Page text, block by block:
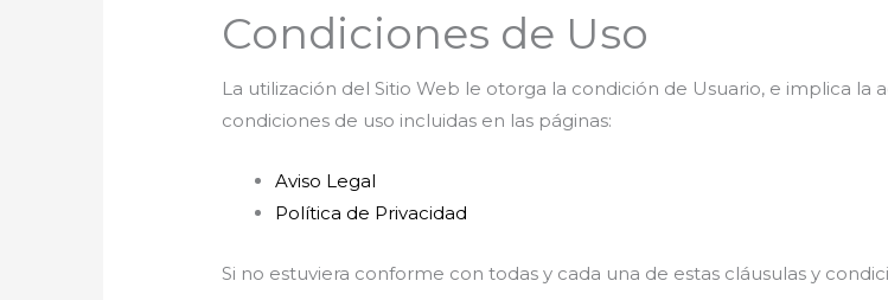
Condiciones de Uso
La utilización del Sitio Web le otorga la condición de Usuario, e implica
condiciones de uso incluidas en las páginas:
Aviso Legal
Política de Privacidad
Si no estuviera conforme con todas y cada una de estas cláusulas y